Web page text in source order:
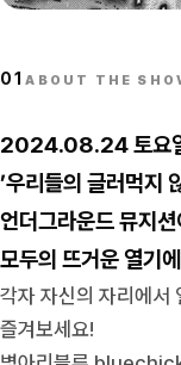
01ABOUT THE
2024.08.24 토요
’우리들의 글러먹지
언더그라운드 뮤지
모두의 뜨거운 열기
각자 자신의 자리에서
즐겨보세요!